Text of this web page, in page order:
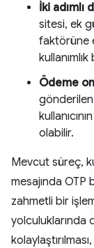
İki adımlı
sitesi, ek
faktörüne
Ödeme
gönderilen
olabilir.
Mevcut süreç,
mesajında OTP
zahmetli bir
yolculuklarında